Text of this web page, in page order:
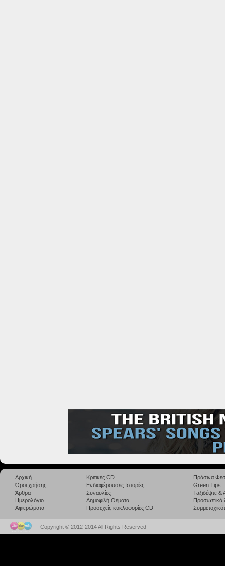
Αρχική
Όροι χρήσης
Άρθρα
Ημερολόγιο
Αφιερώματα
Κριτικές CD
Ενδιαφέρουσες Ιστορίες
Συναυλίες
Δημοφιλή Θέματα
Προσεχείς κυκλοφορίες CD
Πράσινα
Green Tips
Taξιδέψτε
Προσωπικά
Copyright © 2012-2014 All Rights Reserved